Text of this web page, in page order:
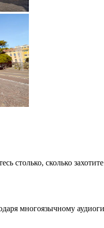
столько, сколько захотите
многоязычному